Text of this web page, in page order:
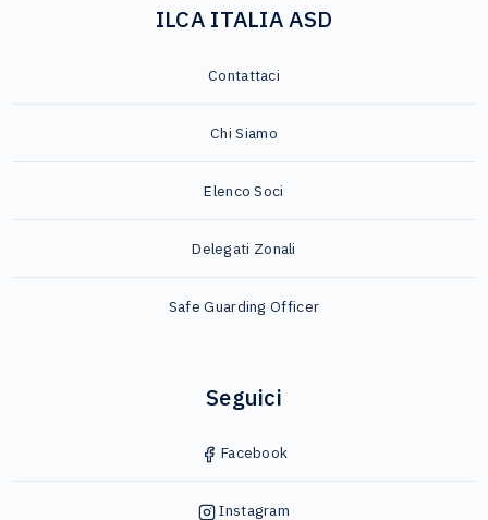
ILCA ITALIA ASD
Contattaci
Chi Siamo
Elenco Soci
Delegati Zonali
Safe Guarding Officer
Seguici
Facebook
Instagram